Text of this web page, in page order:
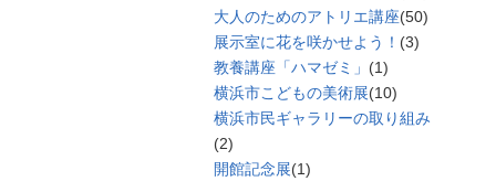
大人のためのアトリエ講座(50)
展示室に花を咲かせよう！ (3)
教養講座「ハマゼミ」 (1)
横浜市こどもの美術展(10)
横浜市民ギャラリーの取り組み
(2)
開館記念展(1)